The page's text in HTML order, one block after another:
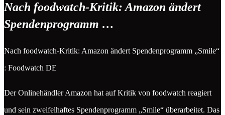
Nach foodwatch-Kritik: Amazon ändert
Spendenprogramm …
Nach foodwatch-Kritik: Amazon ändert Spendenprogramm „Smile“
: Foodwatch DE
Der Onlinehändler Amazon hat auf Kritik von foodwatch reagiert
und sein zweifelhaftes Spendenprogramm „Smile“ überarbeitet. Das